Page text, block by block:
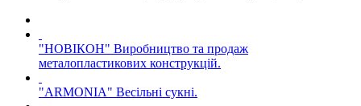
"НОВІКОН" Виробництво та продаж
металопластикових конструкцій.
"ARMONIA" Весільні сукні.